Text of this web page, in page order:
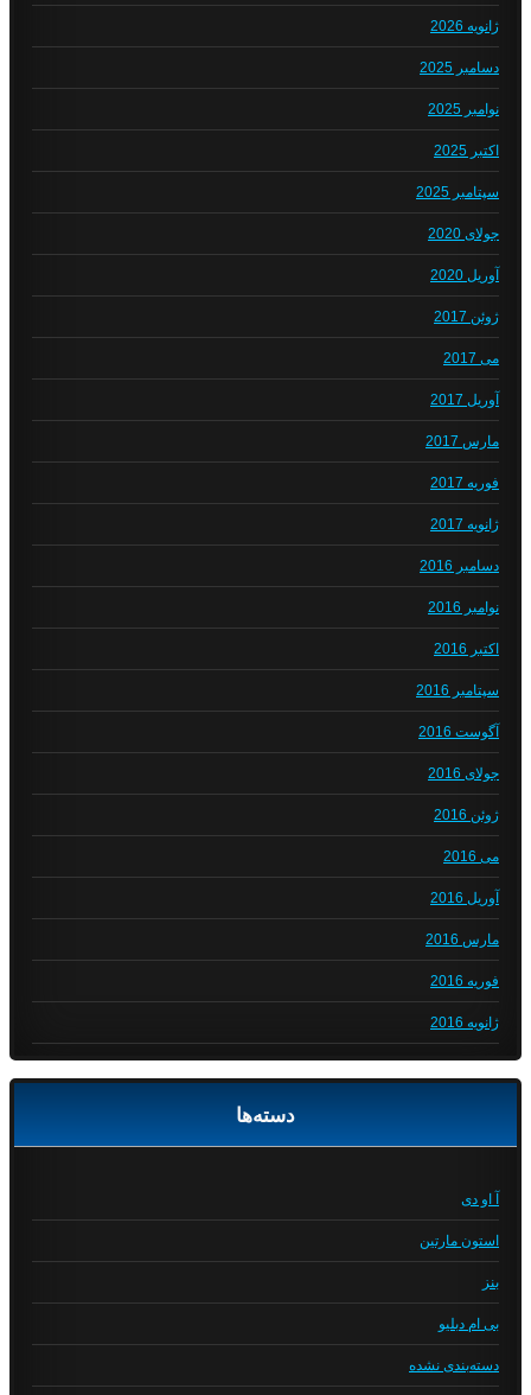
ژانویه 2026
دسامبر 2025
نوامبر 2025
اکتبر 2025
سپتامبر 2025
جولای 2020
آوریل 2020
ژوئن 2017
می 2017
آوریل 2017
مارس 2017
فوریه 2017
ژانویه 2017
دسامبر 2016
نوامبر 2016
اکتبر 2016
سپتامبر 2016
آگوست 2016
جولای 2016
ژوئن 2016
می 2016
آوریل 2016
مارس 2016
فوریه 2016
ژانویه 2016
دسته‌ها
آ او دی
استون مارتین
بنز
بی ام دبلیو
دسته‌بندی نشده